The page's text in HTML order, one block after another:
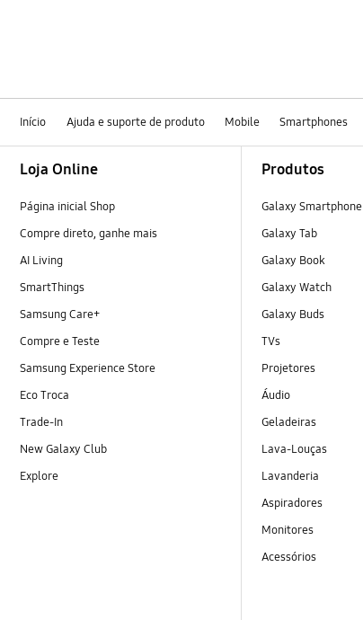
Início Ajuda e suporte de produto Mobile Smartphones
Loja Online
Página inicial Shop
Compre direto, ganhe mais
AI Living
SmartThings
Samsung Care+
Compre e Teste
Samsung Experience Store
Eco Troca
Trade-In
New Galaxy Club
Explore
Produtos
Galaxy Smartphone
Galaxy Tab
Galaxy Book
Galaxy Watch
Galaxy Buds
TVs
Projetores
Áudio
Geladeiras
Lava-Louças
Lavanderia
Aspiradores
Monitores
Acessórios